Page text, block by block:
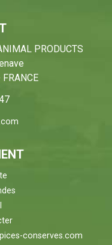
PRODUCTS
conserves.com